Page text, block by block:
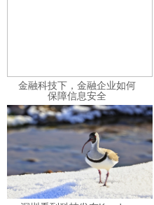
金融科技下，金融企业如何
保障信息安全